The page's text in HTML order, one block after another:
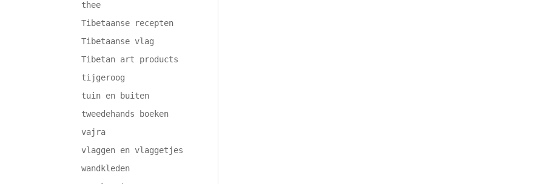
thee
Tibetaanse recepten
Tibetaanse vlag
Tibetan art products
tijgeroog
tuin en buiten
tweedehands boeken
vajra
vlaggen en vlaggetjes
wandkleden